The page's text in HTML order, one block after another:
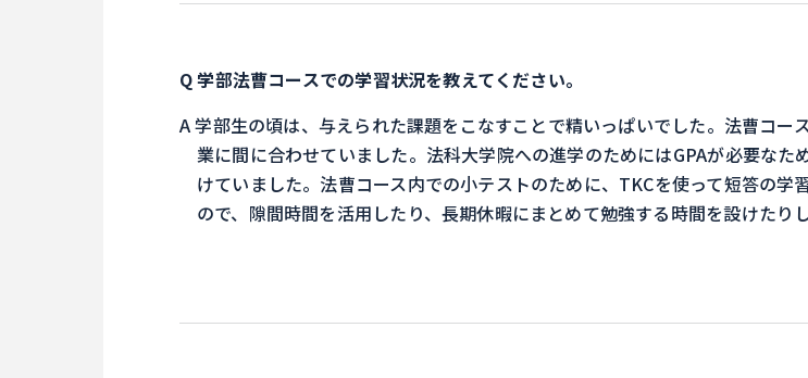
学部法曹コースでの学習状況を教えてください。
学部生の頃は、与えられた課題をこなすことで精いっぱいでした。法曹コ
業に間に合わせていました。法科大学院への進学のためにはGPAが必要な
けていました。法曹コース内での小テストのために、TKCを使って短答の
ので、隙間時間を活用したり、長期休暇にまとめて勉強する時間を設けたり